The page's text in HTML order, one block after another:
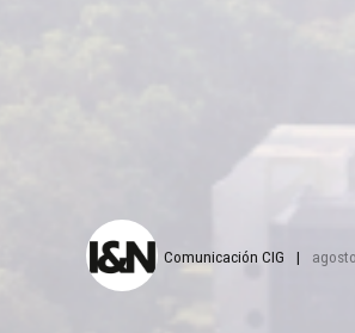
Comunicación CIG